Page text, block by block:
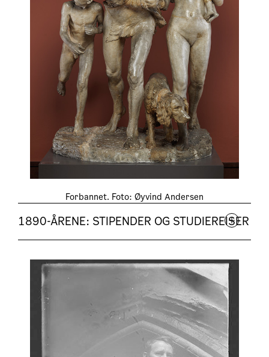
Forbannet. Foto: Øyvind Andersen
1890-ÅRENE: STIPENDER OG STUDIEREISER